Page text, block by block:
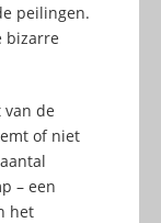
peilingen.
bizarre
van de
of niet
– een
het